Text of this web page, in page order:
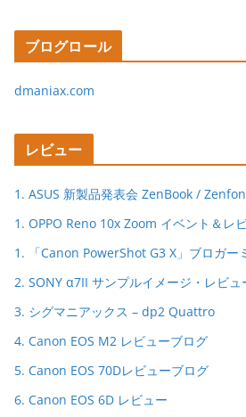
ブログロール
dmaniax.com
レビュー
1. ASUS 新製品発表会 ZenBook /
1. OPPO Reno 10x Zoom イベント＆レ
1. 「Canon PowerShot G3 X」ブロガー
2. SONY α7II サンプルイメージ・レビュ
3. シグマニアックス – dp2 Quattro
4. Canon EOS M2 レビューブログ
5. Canon EOS 70Dレビューブログ
6. Canon EOS 6D レビュー